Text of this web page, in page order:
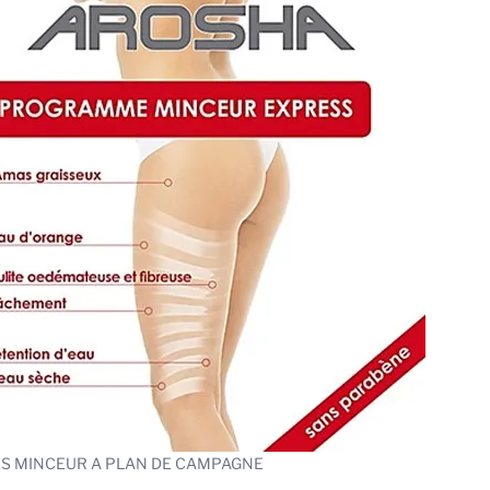
MINCEUR A PLAN DE CAMPAGNE